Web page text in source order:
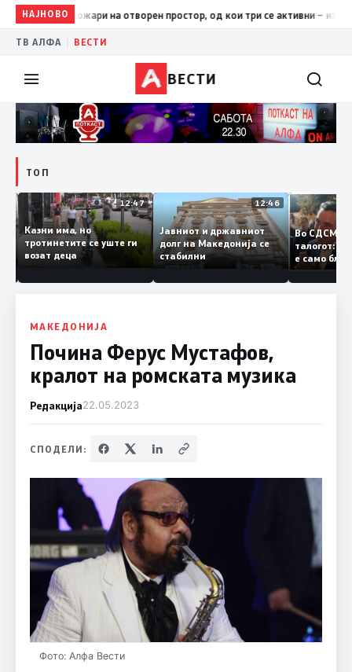
НАЈНОВО17:42ЦУК: До 18 часот 11 пожари на отворен простор, од
ТВ АЛФА ВЕСТИ
ВЕСТИ
ТОП
12:47
Казни има, но
тротинетите се уште ги
возат деца
12:46
Јавниот и државниот
долг на Македонија се
стабилни
Во СДСМ
е само
копија
Заев
МАКЕДОНИЈА
Почина Ферус Мустафов,
кралот на ромската музика
Редакција22.05.2023
СПОДЕЛИ:
Фото: Алфа Вести